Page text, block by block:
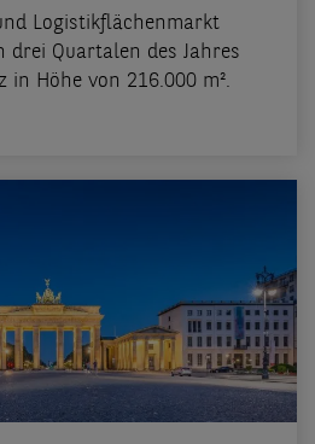
Logistikflächenmarkt
drei Quartalen des Jahres
in Höhe von 216.000 m².